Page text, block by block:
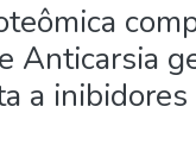
Anticarsia
a inibidores